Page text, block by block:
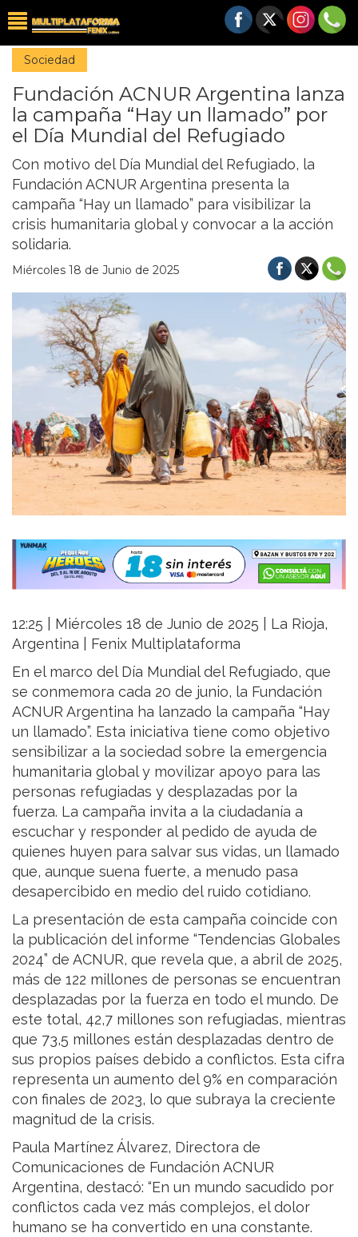
Sociedad
Fundación ACNUR Argentina lanza
la campaña “Hay un llamado” por
el Día Mundial del Refugiado
Con motivo del Día Mundial del Refugiado, la
Fundación ACNUR Argentina presenta la
campaña “Hay un llamado” para visibilizar la
crisis humanitaria global y convocar a la acción
solidaria.
Miércoles 18 de Junio de 2025
12:25 | Miércoles 18 de Junio de 2025 | La Rioja,
Argentina | Fenix Multiplataforma
En el marco del Día Mundial del Refugiado, que
se conmemora cada 20 de junio, la Fundación
ACNUR Argentina ha lanzado la campaña “Hay
un llamado”. Esta iniciativa tiene como objetivo
sensibilizar a la sociedad sobre la emergencia
humanitaria global y movilizar apoyo para las
personas refugiadas y desplazadas por la
fuerza. La campaña invita a la ciudadanía a
escuchar y responder al pedido de ayuda de
quienes huyen para salvar sus vidas, un llamado
que, aunque suena fuerte, a menudo pasa
desapercibido en medio del ruido cotidiano.
La presentación de esta campaña coincide con
la publicación del informe “Tendencias Globales
2024” de ACNUR, que revela que, a abril de 2025,
más de 122 millones de personas se encuentran
desplazadas por la fuerza en todo el mundo. De
este total, 42,7 millones son refugiadas, mientras
que 73,5 millones están desplazadas dentro de
sus propios países debido a conflictos. Esta cifra
representa un aumento del 9% en comparación
con finales de 2023, lo que subraya la creciente
magnitud de la crisis.
Paula Martínez Álvarez, Directora de
Comunicaciones de Fundación ACNUR
Argentina, destacó: “En un mundo sacudido por
conflictos cada vez más complejos, el dolor
humano se ha convertido en una constante.